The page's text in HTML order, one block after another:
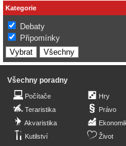
Kategorie
Debaty
Připomínky
Všechny poradny
Počítače
Teraristika
Akvaristika
Kutilství
Hry
Právo
Život